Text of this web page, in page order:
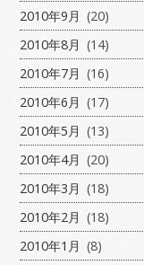
2010年9月 (20)
2010年8月 (14)
2010年7月 (16)
2010年6月 (17)
2010年5月 (13)
2010年4月 (20)
2010年3月 (18)
2010年2月 (18)
2010年1月 (8)